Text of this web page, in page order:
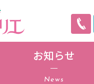
ディアマリエ
お知らせ
News